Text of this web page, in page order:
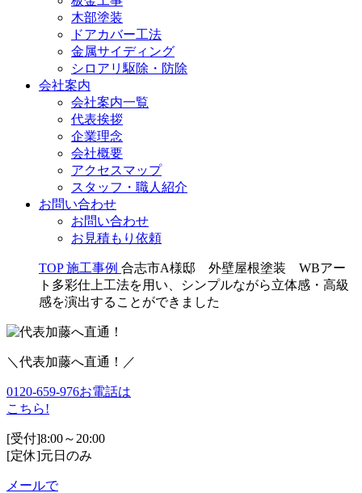
木部塗装
ドアカバー工法
金属サイディング
シロアリ駆除・防除
会社案内
会社案内一覧
代表挨拶
企業理念
会社概要
アクセスマップ
スタッフ・職人紹介
お問い合わせ
お問い合わせ
お見積もり依頼
TOP 施工事例 合志市A様邸 外壁屋根塗装 WBアー
ト多彩仕上工法を用い、シンプルながら立体感・高級
感を演出することができました
＼代表加藤へ直通！／
0120-659-976お電話は
こちら!
[受付]8:00～20:00
[定休]元日のみ
メールで